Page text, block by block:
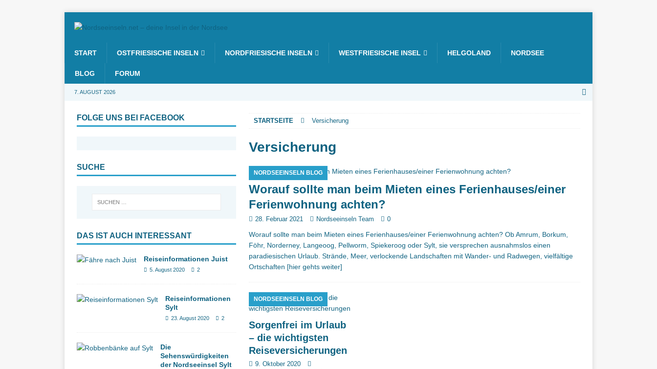
START OSTFRIESISCHE INSELN NORDFRIESISCHE INSELN WESTFRIESISCHE INSEL HELGOLAND NORDSEE
BLOG FORUM
7. AUGUST 2026
STARTSEITE Versicherung
Versicherung
NORDSEEINSELN BLOG
Worauf sollte man beim Mieten eines Ferienhauses/einer
Ferienwohnung achten?
28. Februar 2021 Nordseeinseln Team 0
Worauf sollte man beim Mieten eines Ferienhauses/einer Ferienwohnung achten? Ob Amrum, Borkum,
Föhr, Norderney, Langeoog, Pellworm, Spiekeroog oder Sylt, sie versprechen ausnahmslos einen
paradiesischen Urlaub. Strände, Meer, verlockende Landschaften mit Wander- und Radwegen, vielfältige
Ortschaften [hier gehts weiter]
NORDSEEINSELN BLOG
Sorgenfrei im Urlaub
– die wichtigsten
Reiseversicherungen
9. Oktober 2020
FOLGE UNS BEI FACEBOOK
SUCHE
DAS IST AUCH INTERESSANT
Reiseinformationen Juist
5. August 2020 2
Reiseinformationen
Sylt
23. August 2020 2
Die
Sehenswürdigkeiten
der Nordseeinsel Sylt